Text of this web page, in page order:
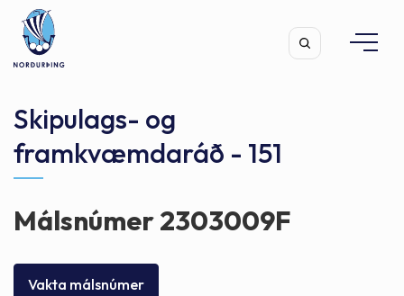
Leita
Skipulags- og
framkvæmdaráð - 151
Málsnúmer 2303009F
Vakta málsnúmer